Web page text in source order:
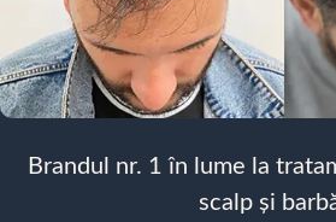
Brandul nr. 1 în lume la
scalp și